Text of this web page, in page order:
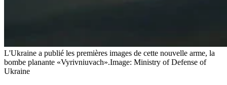
L'Ukraine a publié les premières images de cette nouvelle arme, la
bombe planante «Vyrivniuvach».Image: Ministry of Defense of
Ukraine